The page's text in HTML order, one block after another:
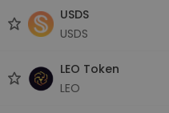
USDS
USDS
LEO Token
LEO